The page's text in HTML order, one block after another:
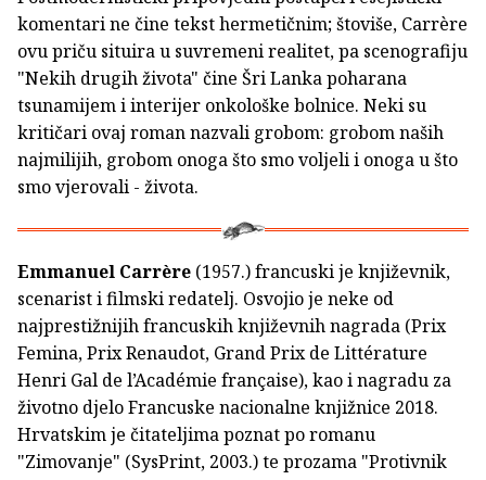
komentari ne čine tekst hermetičnim; štoviše, Carrère
ovu priču situira u suvremeni realitet, pa scenografiju
"Nekih drugih života" čine Šri Lanka poharana
tsunamijem i interijer onkološke bolnice. Neki su
kritičari ovaj roman nazvali grobom: grobom naših
najmilijih, grobom onoga što smo voljeli i onoga u što
smo vjerovali - života.
Emmanuel Carrère (1957.) francuski je književnik,
scenarist i filmski redatelj. Osvojio je neke od
najprestižnijih francuskih književnih nagrada (Prix
Femina, Prix Renaudot, Grand Prix de Littérature
Henri Gal de l’Académie française), kao i nagradu za
životno djelo Francuske nacionalne knjižnice 2018.
Hrvatskim je čitateljima poznat po romanu
"Zimovanje" (SysPrint, 2003.) te prozama "Protivnik